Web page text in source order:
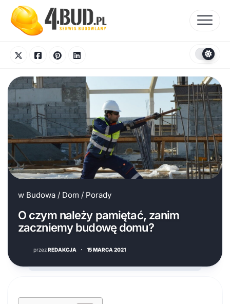
content
w Budowa / Dom / Porady
O czym należy pamiętać, zanim
zaczniemy budowę domu?
przezREDAKCJA · 15 MARCA 2021